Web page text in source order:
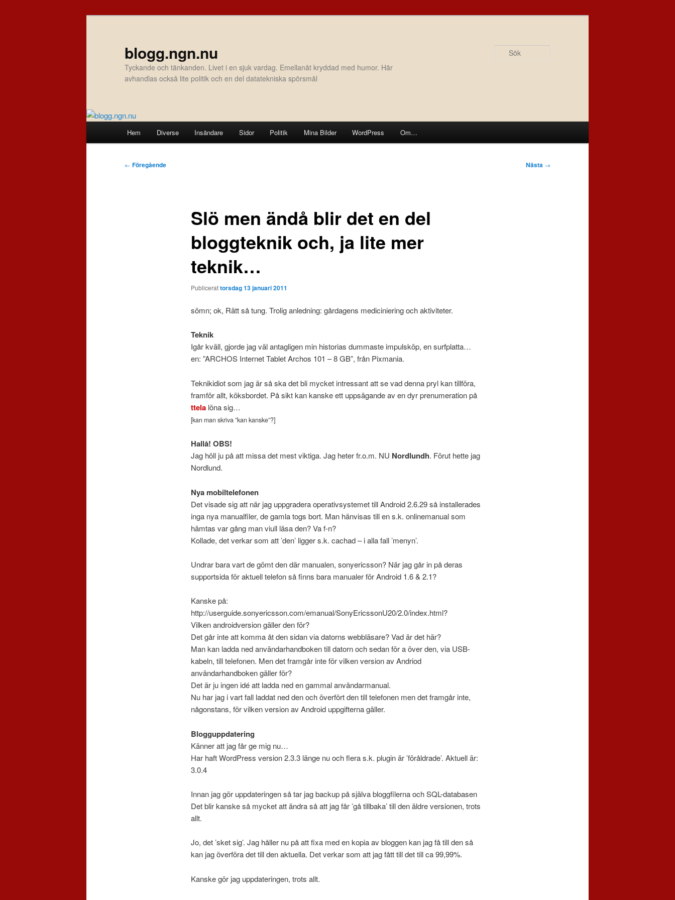
blogg.ngn.nu
Tyckande och tänkanden. Livet i en sjuk vardag. Emellanåt kryddad med humor. Här
avhandlas också lite politik och en del datatekniska spörsmål
Hem Diverse Insändare Sidor Politik Mina Bilder WordPress Om…
Inläggsnavigering
← Föregående Nästa →
Slö men ändå blir det en del
bloggteknik och, ja lite mer
teknik…
Publicerattorsdag 13 januari 2011
sömn; ok, Rätt så tung. Trolig anledning: gårdagens mediciniering och aktiviteter.
Teknik
Igår kväll, gjorde jag väl antagligen min historias dummaste impulsköp, en surfplatta…
en: ”ARCHOS Internet Tablet Archos 101 – 8 GB”, från Pixmania.
Teknikidiot som jag är så ska det bli mycket intressant att se vad denna pryl kan tillföra,
framför allt, köksbordet. På sikt kan kanske ett uppsägande av en dyr prenumeration på
ttelalöna sig…
[kan man skriva ”kan kanske”?]
Hallå! OBS!
Jag höll ju på att missa det mest viktiga. Jag heter fr.o.m. NU Nordlundh. Förut hette jag
Nordlund.
Nya mobiltelefonen
Det visade sig att när jag uppgradera operativsystemet till Android 2.6.29 så installerades
inga nya manualfiler, de gamla togs bort. Man hänvisas till en s.k. onlinemanual som
hämtas var gång man viull läsa den? Va f-n?
Kollade, det verkar som att ’den’ ligger s.k. cachad – i alla fall ’menyn’.
Undrar bara vart de gömt den där manualen, sonyericsson? När jag går in på deras
supportsida för aktuell telefon så finns bara manualer för Android 1.6 & 2.1?
Kanske på:
http://userguide.sonyericsson.com/emanual/SonyEricssonU20/2.0/index.html?
Vilken androidversion gäller den för?
Det går inte att komma åt den sidan via datorns webbläsare? Vad är det här?
Man kan ladda ned användarhandboken till datorn och sedan för a över den, via USB-
kabeln, till telefonen. Men det framgår inte för vilken version av Andriod
användarhandboken gäller för?
Det är ju ingen idé att ladda ned en gammal användarmanual.
Nu har jag i vart fall laddat ned den och överfört den till telefonen men det framgår inte,
någonstans, för vilken version av Android uppgifterna gäller.
Blogguppdatering
Känner att jag får ge mig nu…
Har haft WordPress version 2.3.3 länge nu och flera s.k. plugin är ’föråldrade’. Aktuell är:
3.0.4
Innan jag gör uppdateringen så tar jag backup på själva bloggfilerna och SQL-databasen
Det blir kanske så mycket att ändra så att jag får ’gå tillbaka’ till den äldre versionen, trots
allt.
Jo, det ’sket sig’. Jag håller nu på att fixa med en kopia av bloggen kan jag få till den så
kan jag överföra det till den aktuella. Det verkar som att jag fått till det till ca 99,99%.
Kanske gör jag uppdateringen, trots allt.